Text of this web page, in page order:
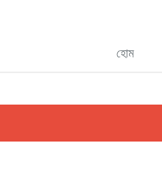
হোম